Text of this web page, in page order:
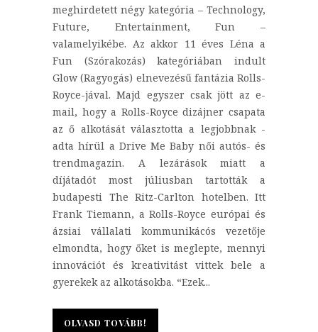
meghirdetett négy kategória – Technology,
Future, Entertainment, Fun –
valamelyikébe. Az akkor 11 éves Léna a
Fun (Szórakozás) kategóriában indult
Glow (Ragyogás) elnevezésű fantázia Rolls-
Royce-jával. Majd egyszer csak jött az e-
mail, hogy a Rolls-Royce dizájner csapata
az ő alkotását választotta a legjobbnak -
adta hírül a Drive Me Baby női autós- és
trendmagazin. A lezárások miatt a
díjátadót most júliusban tartották a
budapesti The Ritz-Carlton hotelben. Itt
Frank Tiemann, a Rolls-Royce európai és
ázsiai vállalati kommunikácós vezetője
elmondta, hogy őket is meglepte, mennyi
innovációt és kreativitást vittek bele a
gyerekek az alkotásokba. “Ezek...
OLVASD TOVÁBB!
OLVASD TOVÁBB!